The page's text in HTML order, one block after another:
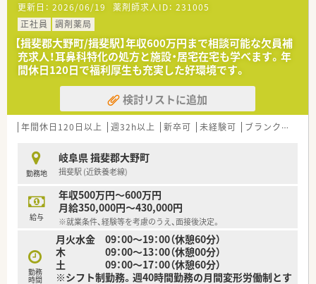
更新日： 2026/06/19 薬剤師求人ID： 231005
正社員
調剤薬局
【揖斐郡大野町/揖斐駅】年収600万円まで相談可能な欠員補
充求人！耳鼻科特化の処方と施設・居宅在宅も学べます。年
間休日120日で福利厚生も充実した好環境です。
検討リストに追加
年間休日120日以上 週32h以上 新卒可 未経験可 ブランク可
勤務地
岐阜県 揖斐郡大野町
揖斐駅 (近鉄養老線)
給与
年収500万円～600万円
月給350,000円～430,000円
※就業条件、経験等を考慮のうえ、面接後決定。
勤務
時間
月火水金 09：00～19：00（休憩60分）
木 09：00～13：00（休憩00分）
土 09：00～17：00（休憩60分）
※シフト制勤務。週40時間勤務の月間変形労働制とす